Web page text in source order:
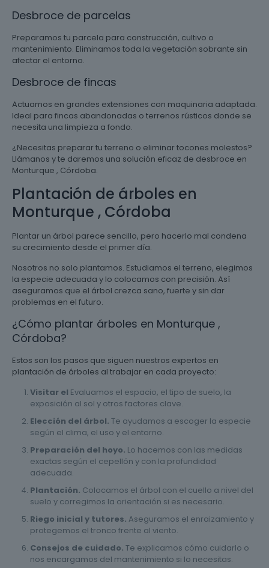
Desbroce de parcelas
Preparamos tu parcela para construcción, cultivo o
mantenimiento. Eliminamos toda la vegetación sobrante sin
afectar el entorno.
Desbroce de fincas
Actuamos en grandes extensiones con maquinaria adaptada.
Ideal para fincas abandonadas o terrenos rústicos donde se
necesita una limpieza a fondo.
¿Necesitas preparar tu terreno o eliminar tocones molestos?
Llámanos y te daremos una solución eficaz de desbroce en
Monturque , Córdoba.
Plantación de árboles en
Monturque , Córdoba
Plantar un árbol parece sencillo, pero hacerlo mal condena
su crecimiento desde el primer día.
Nosotros no solo plantamos. Estudiamos el terreno, elegimos
la especie adecuada y lo colocamos con precisión. Así
aseguramos que el árbol crezca sano, fuerte y sin dar
problemas en el futuro.
¿Cómo plantar árboles en Monturque ,
Córdoba?
Estos son los pasos que siguen nuestros expertos en
plantación de árboles al trabajar en cada proyecto:
Visitar el Evaluamos el espacio, el tipo de suelo, la
exposición al sol y otros factores clave.
Elección del árbol. Te ayudamos a escoger la especie
según el clima, el uso y el entorno.
Preparación del hoyo. Lo hacemos con las medidas
exactas según el cepellón y con la profundidad
adecuada.
Plantación. Colocamos el árbol con el cuello a nivel del
suelo y corregimos la orientación si es necesario.
Riego inicial y tutores. Aseguramos el enraizamiento y
protegemos el tronco frente al viento.
Consejos de cuidado. Te explicamos cómo cuidarlo o
nos encargamos del mantenimiento si lo necesitas.